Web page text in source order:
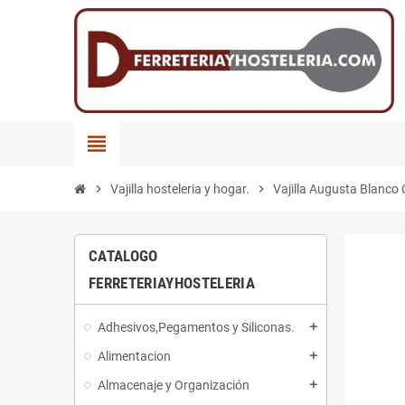
view_headline
chevron_right Vajilla hosteleria y hogar. chevron_right Vajilla Augusta Blanco
CATALOGO
FERRETERIAYHOSTELERIA
Adhesivos,Pegamentos y Siliconas. add
Alimentacion add
Almacenaje y Organización add